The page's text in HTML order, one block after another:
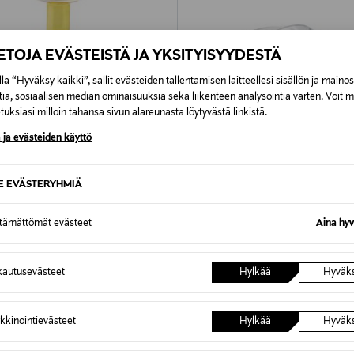
EVÄSTEISTÄ JA YKSITYISYYDESTÄ
“Hyväksy kaikki”, sallit evästeiden tallentamisen laitteellesi sisällön ja
sosiaalisen median ominaisuuksia sekä liikenteen analysointia varten. Voit
milloin tahansa sivun alareunasta löytyvästä linkistä.
ja evästeiden käyttö
EVÄSTERYHMIÄ
evästeet Aina
Hylkää
Hylkää
Price
Price
€
ETUKUPONKITUOTE
Original Price